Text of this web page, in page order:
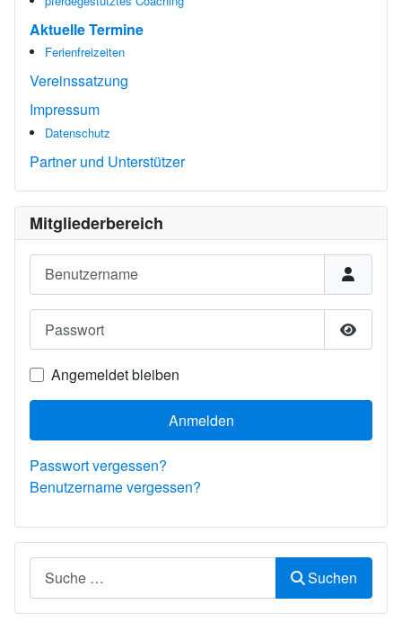
Aktuelle Termine
Ferienfreizeiten
Vereinssatzung
Impressum
Datenschutz
Partner und Unterstützer
Mitgliederbereich
Benutzername
Passwort
Angemeldet bleiben
Anmelden
Passwort vergessen?
Benutzername vergessen?
Suchen
Suchen